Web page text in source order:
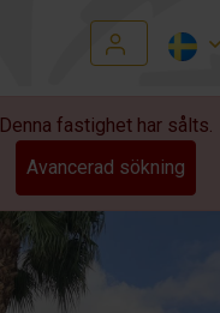
Denna fastighet har sålts.
Avancerad sökning